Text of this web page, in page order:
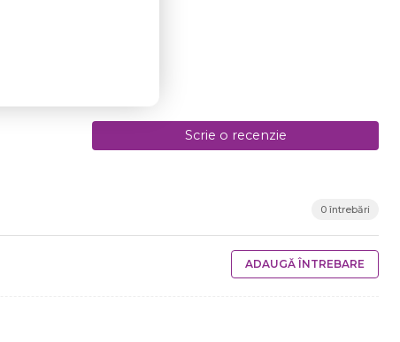
Scrie o recenzie
0 întrebări
ADAUGĂ ÎNTREBARE